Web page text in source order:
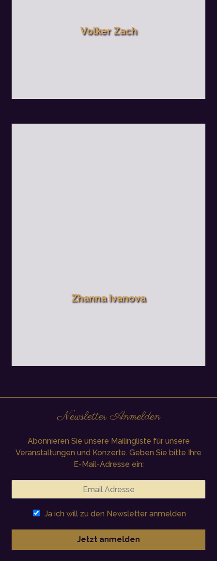
Volker Zach
Zhanna Ivanova
Newsletter Anmelden
Abonnieren Sie unsere Mailingliste für unsere
Veranstaltungen und Konzerte. Geben Sie bitte Ihre
E-Mail-Adresse ein:
Ja ich will zu den Newsletter anmelden
Jetzt anmelden